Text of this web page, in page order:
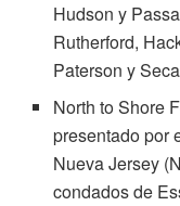
Hudson y
Rutherford,
Paterson y
North to Shore
presentado por
Nueva Jersey
condados de